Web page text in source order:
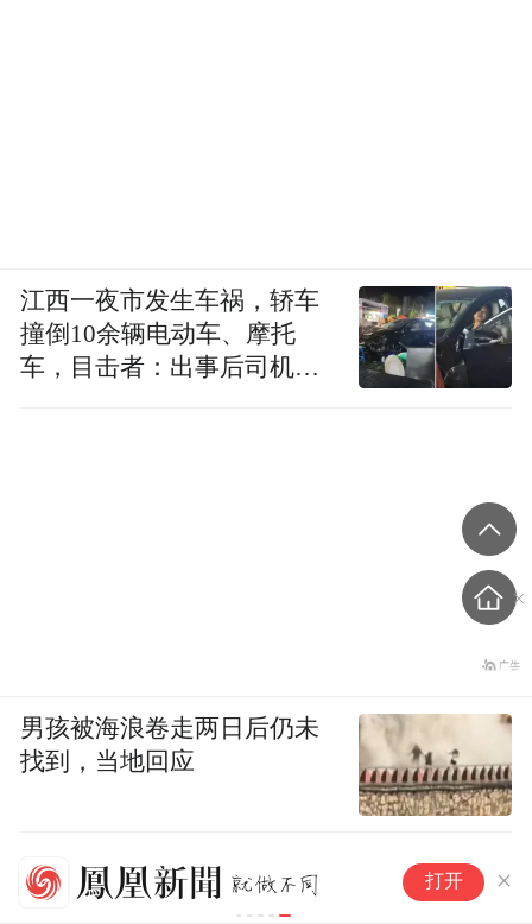
打开
江西一夜市发生车祸，轿车
撞倒10余辆电动车、摩托
车，目击者：出事后司机一
男孩被海浪卷走两日后仍未
找到，当地回应